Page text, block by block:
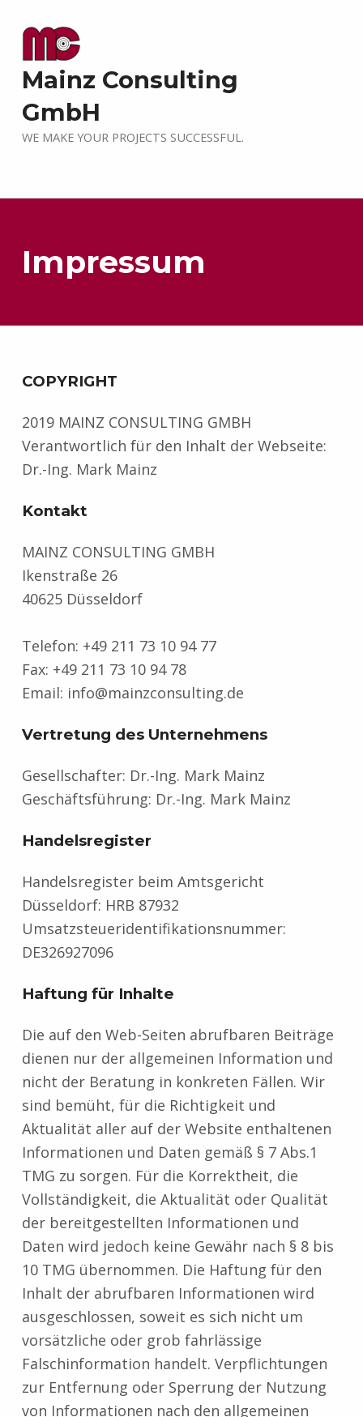
Mainz Consulting
GmbH
WE MAKE YOUR PROJECTS SUCCESSFUL.
Impressum
COPYRIGHT
2019 MAINZ CONSULTING GMBH
Verantwortlich für den Inhalt der Webseite:
Dr.-Ing. Mark Mainz
Kontakt
MAINZ CONSULTING GMBH
Ikenstraße 26
40625 Düsseldorf
Telefon: +49 211 73 10 94 77
Fax: +49 211 73 10 94 78
Email: info@mainzconsulting.de
Vertretung des Unternehmens
Gesellschafter: Dr.-Ing. Mark Mainz
Geschäftsführung: Dr.-Ing. Mark Mainz
Handelsregister
Handelsregister beim Amtsgericht
Düsseldorf: HRB 87932
Umsatzsteueridentifikationsnummer:
DE326927096
Haftung für Inhalte
Die auf den Web-Seiten abrufbaren Beiträge
dienen nur der allgemeinen Information und
nicht der Beratung in konkreten Fällen. Wir
sind bemüht, für die Richtigkeit und
Aktualität aller auf der Website enthaltenen
Informationen und Daten gemäß § 7 Abs.1
TMG zu sorgen. Für die Korrektheit, die
Vollständigkeit, die Aktualität oder Qualität
der bereitgestellten Informationen und
Daten wird jedoch keine Gewähr nach § 8 bis
10 TMG übernommen. Die Haftung für den
Inhalt der abrufbaren Informationen wird
ausgeschlossen, soweit es sich nicht um
vorsätzliche oder grob fahrlässige
Falschinformation handelt. Verpflichtungen
zur Entfernung oder Sperrung der Nutzung
von Informationen nach den allgemeinen